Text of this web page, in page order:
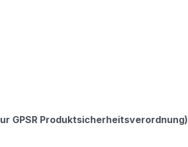
GPSR Produktsicherheitsverordnung)